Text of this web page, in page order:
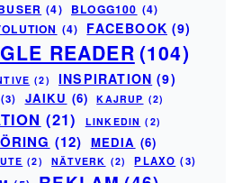
(4) BLOGG100 (4)
(4) FACEBOOK (9)
READER(104)
(2) INSPIRATION (9)
(3) JAIKU (6) KAJRUP (2)
(21) LINKEDIN (2)
(12) MEDIA (6)
(2) NÄTVERK (2) PLAXO (3)